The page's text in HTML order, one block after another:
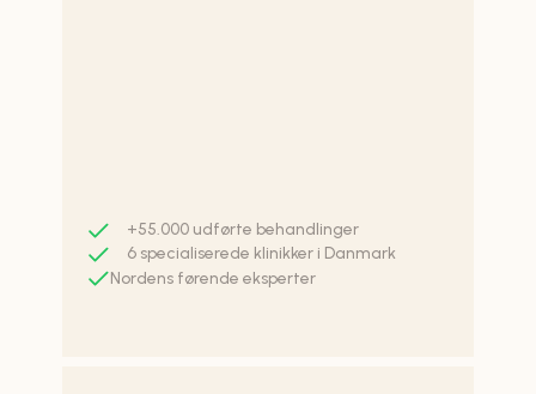
+55.000 udførte behandlinger
6 specialiserede klinikker i Danmark
Nordens førende eksperter